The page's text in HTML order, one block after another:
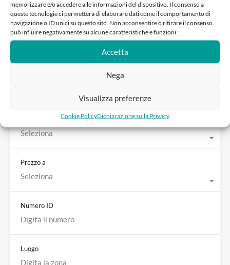
memorizzare e/o accedere alle informazioni del dispositivo. Il consenso a
queste tecnologie ci permetterà di elaborare dati come il comportamento di
navigazione o ID unici su questo sito. Non acconsentire o ritirare il consenso
può influire negativamente su alcune caratteristiche e funzioni.
Accetta
Nega
Visualizza preferenze
Cookie PolicyDichiarazione sulla Privacy
Seleziona
Bagni/doccia
Seleziona
Prezzo a
Seleziona
Numero ID
Luogo